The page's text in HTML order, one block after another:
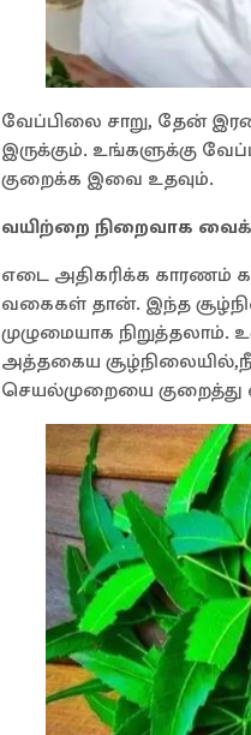
வேப்பிலை சாறு, தேன்
இருக்கும். உங்களுக்கு
குறைக்க இவை உதவும். ​
வயிற்றை நிறைவாக
எடை அதிகரிக்க காரணம்
வகைகள் தான். இந்த
முழுமையாக
அத்தகைய
செயல்முறையை குறைத்து